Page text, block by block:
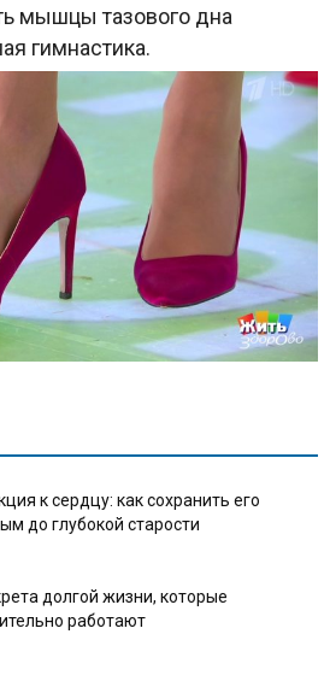
мышцы тазового дна
гимнастика.
к сердцу: как сохранить его
до глубокой старости
долгой жизни, которые
работают